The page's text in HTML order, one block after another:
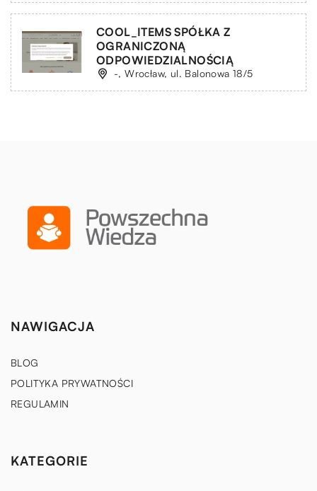
COOL_ITEMS SPÓŁKA Z
OGRANICZONĄ
ODPOWIEDZIALNOŚCIĄ
-, Wrocław, ul. Balonowa 18/5
NAWIGACJA
BLOG
POLITYKA PRYWATNOŚCI
REGULAMIN
KATEGORIE